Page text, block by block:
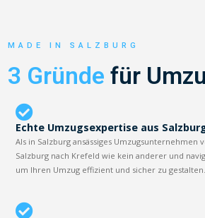
MADE IN SALZBURG
3 Gründe für
Echte Umzugsexpertise aus
Als in Salzburg ansässiges Umzugsunternehmen
Salzburg nach Krefeld wie kein anderer und
um Ihren Umzug effizient und sicher zu gestalten.